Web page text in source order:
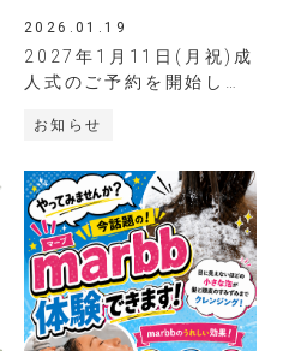
スタイル
採用情報
2026.01.19
2027年1月11日(月祝)成
人式のご予約を開始しま
お知らせ